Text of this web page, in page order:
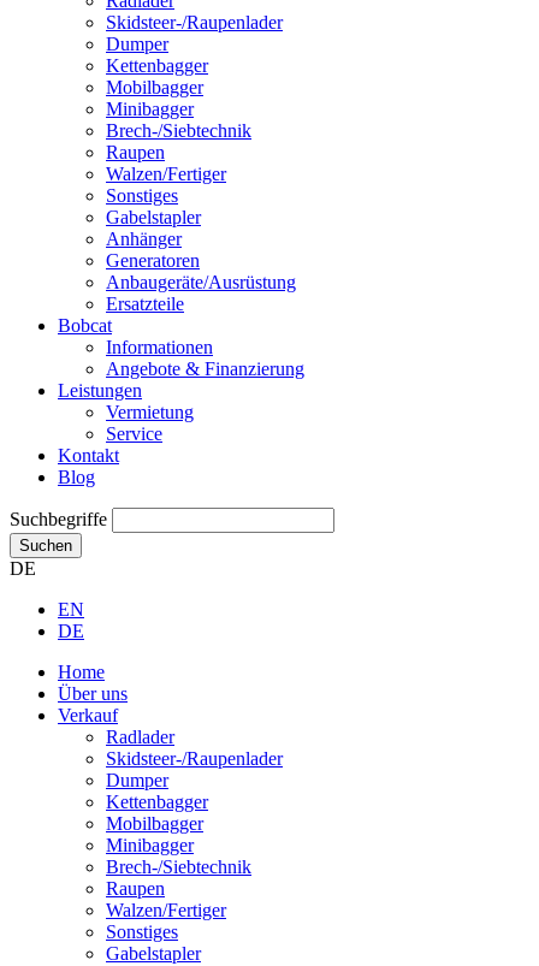
Skidsteer-/Raupenlader
Dumper
Kettenbagger
Mobilbagger
Minibagger
Brech-/Siebtechnik
Raupen
Walzen/Fertiger
Sonstiges
Gabelstapler
Anhänger
Generatoren
Anbaugeräte/Ausrüstung
Ersatzteile
Bobcat
Informationen
Angebote & Finanzierung
Leistungen
Vermietung
Service
Kontakt
Blog
Suchbegriffe
Suchen
DE
EN
DE
Home
Über uns
Verkauf
Radlader
Skidsteer-/Raupenlader
Dumper
Kettenbagger
Mobilbagger
Minibagger
Brech-/Siebtechnik
Raupen
Walzen/Fertiger
Sonstiges
Gabelstapler